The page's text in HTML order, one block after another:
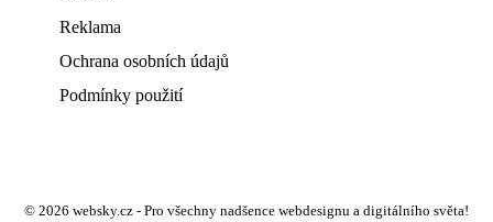
Reklama
Ochrana osobních údajů
Podmínky použití
© 2026 websky.cz - Pro všechny nadšence webdesignu a digitálního světa!